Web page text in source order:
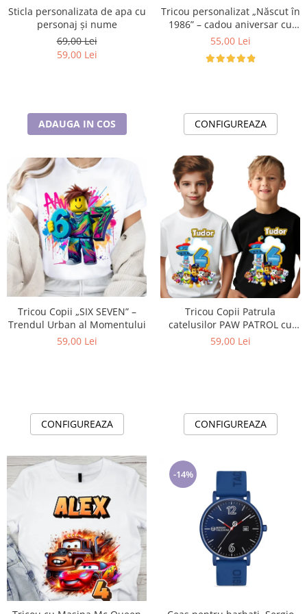
Cadouri pentru Doctori
Cadouri pentru Sfânta Maria
Sticla personalizata de apa cu
personaj și nume
69,00 Lei
59,00 Lei
ADAUGA IN COS
Tricou personalizat „Născut în
1986” – cadou aniversar cu
mesaj amuzant
55,00 Lei
CONFIGUREAZA
Tricou Copii „SIX SEVEN” –
Trendul Urban al Momentului
59,00 Lei
CONFIGUREAZA
Tricou Copii Patrula
catelusilor PAW PATROL cu
Cifră Aniversară | Cadou
59,00 Lei
CONFIGUREAZA
-14%